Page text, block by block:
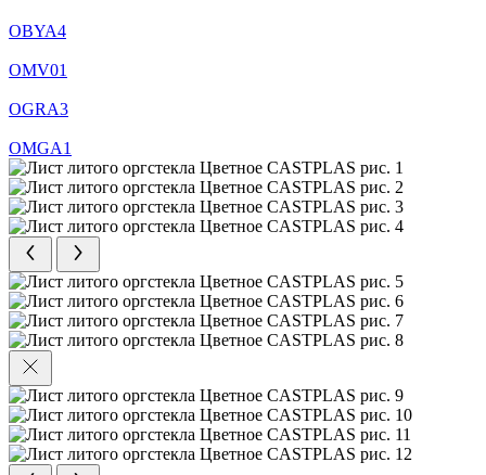
OBYA4
OMV01
OGRA3
ОМGA1